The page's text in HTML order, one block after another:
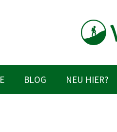
BLOG NEU HIER?